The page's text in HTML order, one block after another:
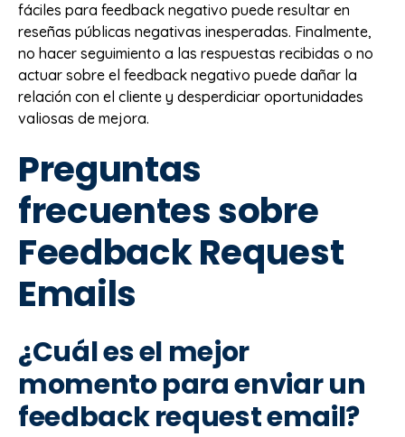
fáciles para feedback negativo puede resultar en
reseñas públicas negativas inesperadas. Finalmente,
no hacer seguimiento a las respuestas recibidas o no
actuar sobre el feedback negativo puede dañar la
relación con el cliente y desperdiciar oportunidades
valiosas de mejora.
Preguntas
frecuentes sobre
Feedback Request
Emails
¿Cuál es el mejor
momento para enviar un
feedback request email?